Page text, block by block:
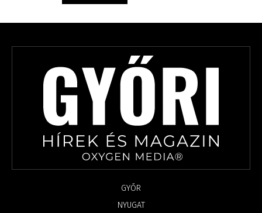
GYŐR
NYUGAT